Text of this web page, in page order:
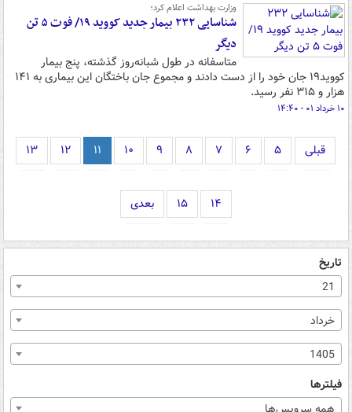
وزارت بهداشت اعلام کرد؛
شناسایی ۲۳۲ بیمار جدید کووید ۱۹/ فوت ۵ تن
دیگر
متاسفانه در طول شبانه‌روز گذشته، پنج بیمار
کووید۱۹ جان خود را از دست دادند و مجموع جان باختگان این بیماری به ۱۴۱
هزار و ۳۱۵ نفر رسید.
۱۰ خرداد ۰۱ - ۱۴:۴۰
قبلی ۵ ۶ ۷ ۸ ۹ ۱۰ ۱۱ ۱۲ ۱۳
۱۴ ۱۵ بعدی
تاریخ
21
خرداد
1405
فیلترها